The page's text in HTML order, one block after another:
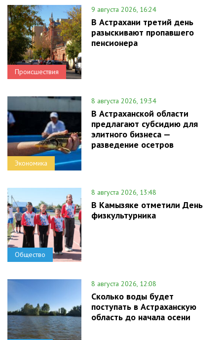
Происшествия
9 августа 2026, 16:24
В Астрахани третий день
разыскивают пропавшего
пенсионера
Экономика
8 августа 2026, 19:34
В Астраханской области
предлагают субсидию для
элитного бизнеса —
разведение осетров
Общество
8 августа 2026, 13:48
В Камызяке отметили День
физкультурника
8 августа 2026, 12:08
Сколько воды будет
поступать в Астраханскую
область до начала осени